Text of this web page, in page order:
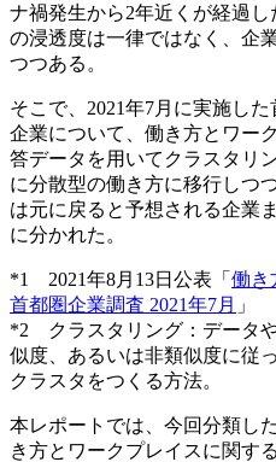
ナ禍発生から2年近くが経過
の浸透度は一律ではなく、企
つつある。
そこで、2021年7月に実施し
企業について、働き方とワー
答データを用いてクラスタリ
に分散型の働き方に移行しつ
は元に戻ると予想される企業
に分かれた。
*1 2021年8月13日公表「 働き
首都圏企業調査 2021年7月 」
*2 クラスタリング：データ
似度、あるいは非類似度に従
クラスタをつくる方法。
本レポートでは、今回分類し
き方とワークプレイスに関す